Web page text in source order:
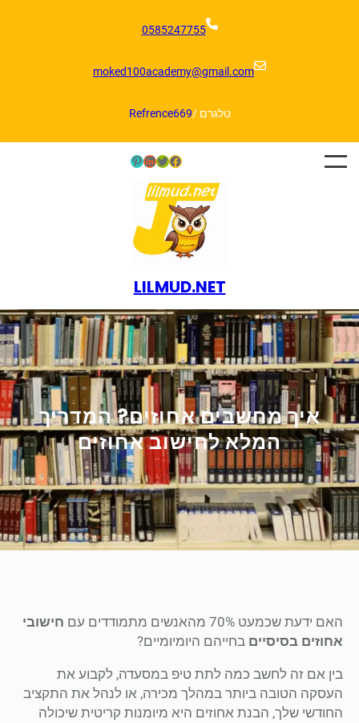
0585247755
moked100academy@gmail.com
טלגרם /Refrence669
Facebook
Twitter
LinkedIn
Pinterest
LILMUD.NET
איך מחשבים אחוזים? המדריך
המלא לחישוב אחוזים
האם ידעת שכמעט 70% מהאנשים מתמודדים עם
חישובי
אחוזים בסיסיים בחייהם היומיומיים?
בין אם זה לחשב כמה לתת טיפ במסעדה, לקבוע את
העסקה הטובה ביותר במהלך מכירה, או לנהל את התקציב
החודשי שלך, הבנת אחוזים היא מיומנות קריטית שיכולה